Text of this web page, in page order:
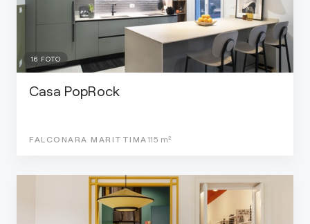
16 FOTO
Casa PopRock
FALCONARA MARITTIMA 115 m²